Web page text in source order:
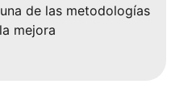
de las metodologías
mejora